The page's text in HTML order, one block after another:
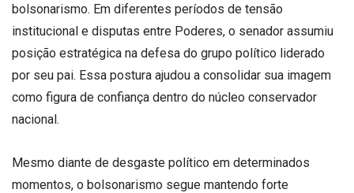
bolsonarismo. Em diferentes períodos de tensão
institucional e disputas entre Poderes, o senador assumiu
posição estratégica na defesa do grupo político liderado
por seu pai. Essa postura ajudou a consolidar sua imagem
como figura de confiança dentro do núcleo conservador
nacional.
Mesmo diante de desgaste político em determinados
momentos, o bolsonarismo segue mantendo forte